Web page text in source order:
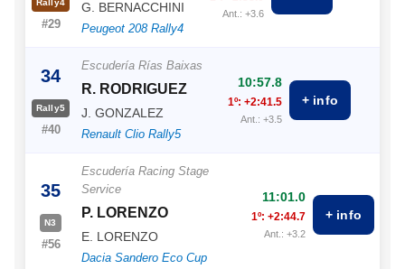
#29
G. BERNACCHINI
Peugeot 208 Rally4
Ant.: +3.6
34
Rally5
#40
Escudería Rías Baixas
R. RODRIGUEZ
J. GONZALEZ
Renault Clio Rally5
10:57.8
1º: +2:41.5
Ant.: +3.5
+ info
35
N3
#56
Escudería Racing Stage
Service
P. LORENZO
E. LORENZO
Dacia Sandero Eco Cup
11:01.0
1º: +2:44.7
Ant.: +3.2
+ info